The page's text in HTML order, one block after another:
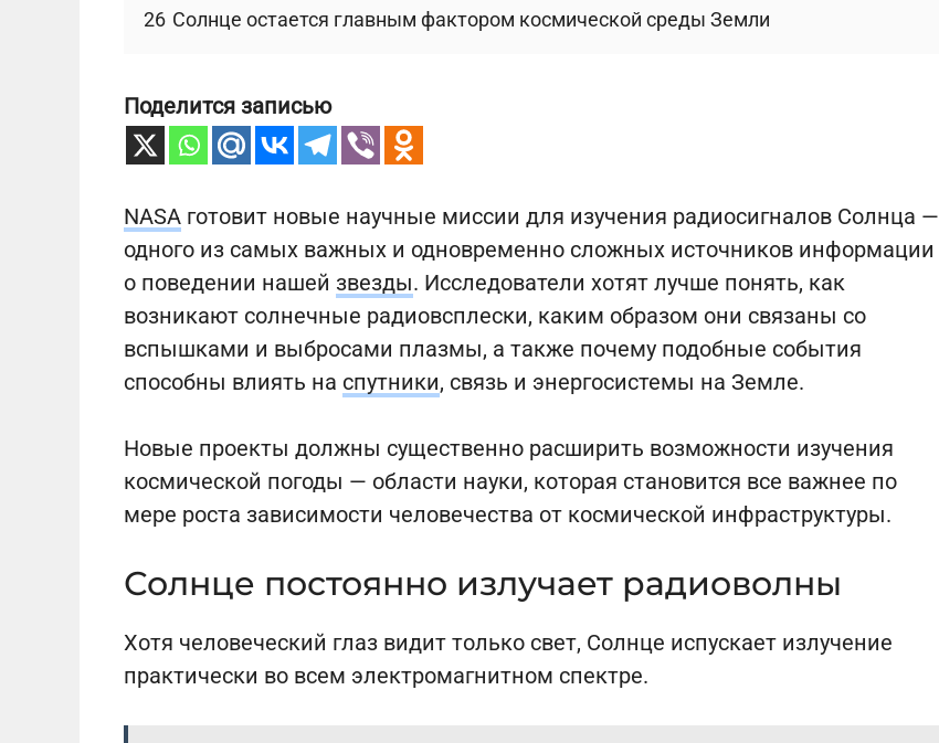
26 Солнце остается главным фактором космической среды Земли
Поделится записью
NASA готовит новые научные миссии для изучения радиосигналов Солнца —
одного из самых важных и одновременно сложных источников информации
о поведении нашей звезды. Исследователи хотят лучше понять, как
возникают солнечные радиовсплески, каким образом они связаны со
вспышками и выбросами плазмы, а также почему подобные события
способны влиять на спутники, связь и энергосистемы на Земле.
Новые проекты должны существенно расширить возможности изучения
космической погоды — области науки, которая становится все важнее по
мере роста зависимости человечества от космической инфраструктуры.
Солнце постоянно излучает радиоволны
Хотя человеческий глаз видит только свет, Солнце испускает излучение
практически во всем электромагнитном спектре.